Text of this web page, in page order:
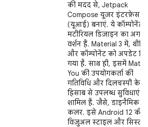
की मदद से, Jetpack
Compose यूज़र इंटरफ़ेस
(यूआई) बनाएं. ये कॉम्पोनेंट,
मटीरियल डिज़ाइन का अगला
वर्शन हैं. Material 3 में,
और कॉम्पोनेंट को अपडेट
गया है. साथ ही, इसमें
You की उपयोगकर्ता की
गतिविधि और दिलचस्पी के
हिसाब से उपलब्ध सुविधाएं भी
शामिल हैं. जैसे, डाइनैमिक
कलर. इसे Android 12 की
विज़ुअल स्टाइल और सिस्टम